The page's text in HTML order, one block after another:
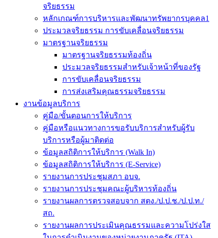
จริยธรรม
หลักเกณฑ์การบริหารและพัฒนาทรัพยากรบุคคล1
ประมวลจริยธรรม การขับเคลื่อนจริยธรรม
มาตรฐานจริยธรรม
มาตรฐานจริยธรรมท้องถิ่น
ประมวลจริยธรรมสำหรับเจ้าหน้าที่ของรัฐ
การขับเคลื่อนจริยธรรม
การส่งเสริมคุณธรรมจริยธรรม
งานข้อมูลบริการ
คู่มือ/ขั้นตอนการให้บริการ
คู่มือหรือแนวทางการขอรับบริการสำหรับผู้รับ
บริการหรือผู้มาติดต่อ
ข้อมูลสถิติการให้บริการ (Walk In)
ข้อมูลสถิติการให้บริการ (E-Service)
รายงานการประชุมสภา อบจ.
รายงานการประชุมคณะผู้บริหารท้องถิ่น
รายงานผลการตรวจสอบจาก สตง./ป.ป.ช./ป.ป.ท./
สถ.
รายงานผลการประเมินคุณธรรมและความโปร่งใส